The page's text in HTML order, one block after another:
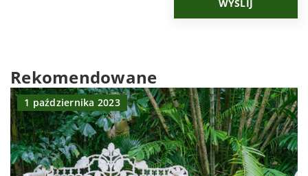
Rekomendowane
1 października 2023